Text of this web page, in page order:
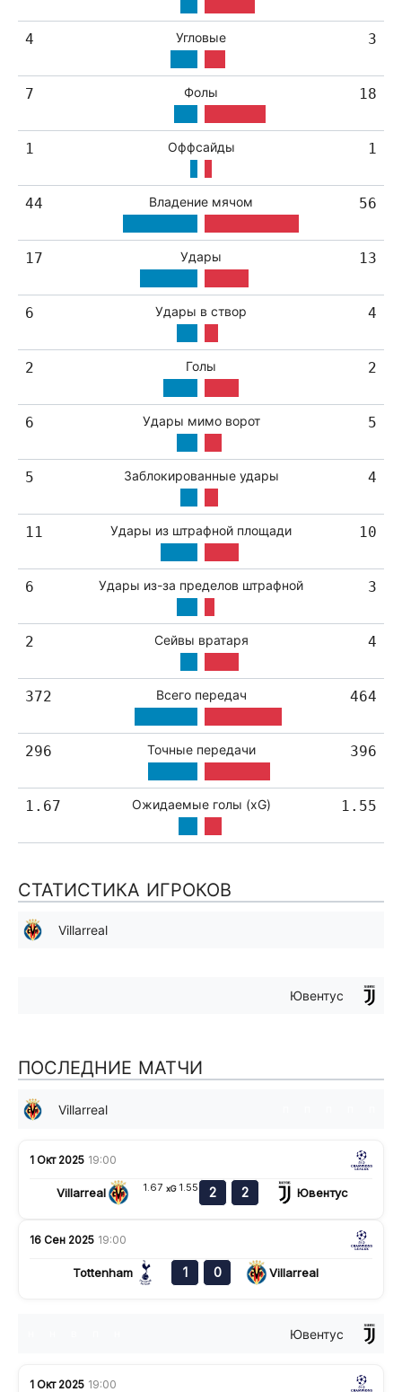
4 Угловые 3
7 Фолы 18
1 Оффсайды 1
44 Владение мячом 56
17 Удары 13
6 Удары в створ 4
2 Голы 2
6 Удары мимо ворот 5
5 Заблокированные удары 4
11 Удары из штрафной площади 10
6 Удары из-за пределов штрафной 3
2 Сейвы вратаря 4
372 Всего передач 464
296 Точные передачи 396
1.67 Ожидаемые голы (xG) 1.55
СТАТИСТИКА ИГРОКОВ
Villarreal
Ювентус
ПОСЛЕДНИЕ МАТЧИ
Villarreal
1 Окт 2025 19:00
Villarreal 1.67 xG 1.55 2 2 Ювентус
16 Сен 2025 19:00
Tottenham 1 0 Villarreal
Ювентус
1 Окт 2025 19:00